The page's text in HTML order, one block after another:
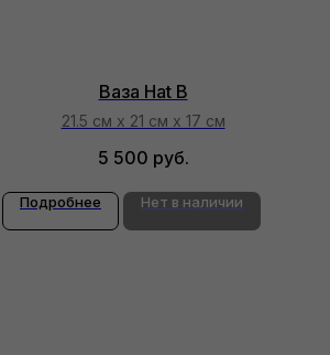
Ваза Hat B
21.5 см х 21 см х 17 см
5 500 руб.
Подробнее Нет в наличии